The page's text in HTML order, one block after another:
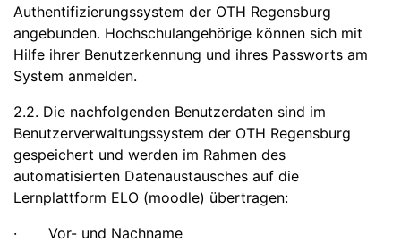
Authentifizierungssystem der OTH Regensburg
angebunden. Hochschulangehörige können sich mit
Hilfe ihrer Benutzerkennung und ihres Passworts am
System anmelden.
2.2. Die nachfolgenden Benutzerdaten sind im
Benutzerverwaltungssystem der OTH Regensburg
gespeichert und werden im Rahmen des
automatisierten Datenaustausches auf die
Lernplattform ELO (moodle) übertragen:
· Vor- und Nachname